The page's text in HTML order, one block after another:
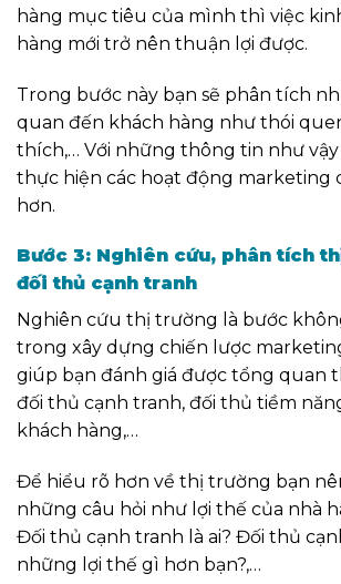
hàng mục tiêu của mình thì việc
hàng mới trở nên thuận lợi được.
Trong bước này bạn sẽ phân tích
quan đến khách hàng như thói
thích,… Với những thông tin như vậy
thực hiện các hoạt động marketing
hơn.
Bước 3: Nghiên cứu, phân tích
đối thủ cạnh tranh
Nghiên cứu thị trường là bước
trong xây dựng chiến lược
giúp bạn đánh giá được tổng quan
đối thủ cạnh tranh, đối thủ tiềm
khách hàng,…
Để hiểu rõ hơn về thị trường bạn
những câu hỏi như lợi thế của nhà
Đối thủ cạnh tranh là ai? Đối thủ
những lợi thế gì hơn bạn?,…